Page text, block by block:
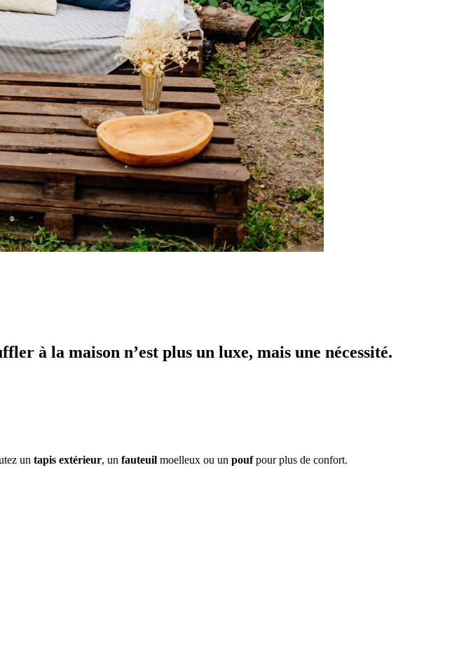
à la maison n’est plus un luxe, mais une nécessité.
un tapis extérieur, un fauteuil moelleux ou un poufpour plus de confort.